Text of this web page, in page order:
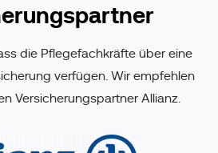
die Pflegefachkräfte über eine
verfügen. Wir empfehlen
Versicherungspartner Allianz.